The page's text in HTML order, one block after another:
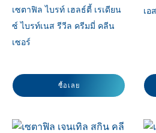
เซตาฟิล ไบรท์ เฮลธ์ตี้ เรเดียน
ซ์ ไบรท์เนส รีวีล ครีมมี่ คลีน
เซอร์
ซื้อเลย
เอ